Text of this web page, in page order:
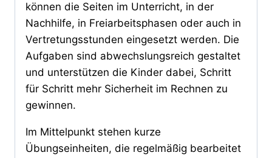
können die Seiten im Unterricht, in der
Nachhilfe, in Freiarbeitsphasen oder auch in
Vertretungsstunden eingesetzt werden. Die
Aufgaben sind abwechslungsreich gestaltet
und unterstützen die Kinder dabei, Schritt
für Schritt mehr Sicherheit im Rechnen zu
gewinnen.
Im Mittelpunkt stehen kurze
Übungseinheiten, die regelmäßig bearbeitet